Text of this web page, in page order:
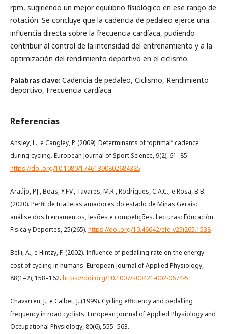
rpm, sugiriendo un mejor equilibrio fisiológico en ese rango de
rotación. Se concluye que la cadencia de pedaleo ejerce una
influencia directa sobre la frecuencia cardíaca, pudiendo
contribuir al control de la intensidad del entrenamiento y a la
optimización del rendimiento deportivo en el ciclismo.
Palabras clave: Cadencia de pedaleo, Ciclismo, Rendimiento
deportivo, Frecuencia cardíaca
Referencias
Ansley, L., e Cangley, P. (2009). Determinants of “optimal” cadence
during cycling. European Journal of Sport Science, 9(2), 61–85.
https://doi.org/10.1080/17461390802684325
Araújo, P.J., Boas, Y.F.V., Tavares, M.R., Rodrigues, C.A.C., e Rosa, B.B.
(2020). Perfil de triatletas amadores do estado de Minas Gerais:
análise dos treinamentos, lesões e competições. Lecturas: Educación
Física y Deportes, 25(265). https://doi.org/10.46642/efd.v25i265.1538
Belli, A., e Hintzy, F. (2002). Influence of pedalling rate on the energy
cost of cycling in humans. European Journal of Applied Physiology,
88(1–2), 158–162. https://doi.org/10.1007/s00421-002-0674-5
Chavarren, J., e Calbet, J. (1999). Cycling efficiency and pedalling
frequency in road cyclists. European Journal of Applied Physiology and
Occupational Physiology, 80(6), 555–563.